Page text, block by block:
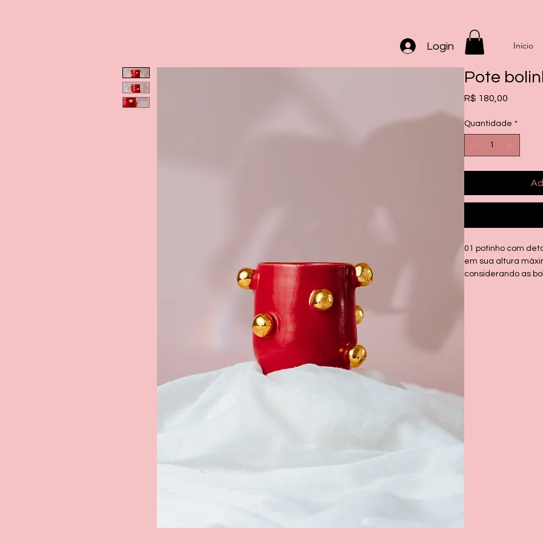
Início
Login
Pote
R$ 180,00
Quantidade *
01 potinho com
em sua altura
considerando as